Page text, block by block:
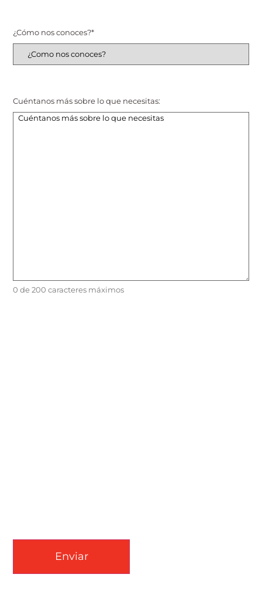
¿Cómo nos conoces?*
Cuéntanos más sobre lo que necesitas:
0 de 200 caracteres máximos
Enviar